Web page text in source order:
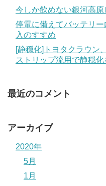
今しか飲めない銀河高
停電に備えてバッテリ
入のすすめ
[静穏化]トヨタクラウン
ストリップ流用で静穏
最近のコメント
アーカイブ
2020年
5月
1月